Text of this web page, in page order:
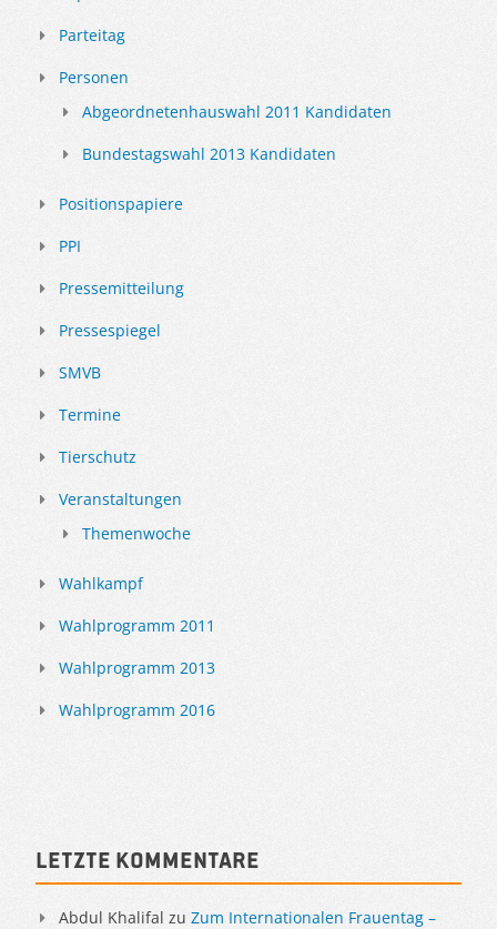
Parteitag
Personen
Abgeordnetenhauswahl 2011 Kandidaten
Bundestagswahl 2013 Kandidaten
Positionspapiere
PPI
Pressemitteilung
Pressespiegel
SMVB
Termine
Tierschutz
Veranstaltungen
Themenwoche
Wahlkampf
Wahlprogramm 2011
Wahlprogramm 2013
Wahlprogramm 2016
Letzte Kommentare
Abdul Khalifal zu Zum Internationalen Frauentag –